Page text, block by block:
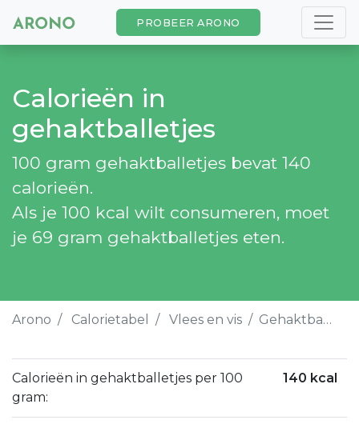
PROBEER ARONO
Calorieën in
gehaktballetjes
100 gram gehaktballetjes bevat 140
calorieën.
Als je 100 kcal wilt consumeren, moet
je 69 gram gehaktballetjes eten.
Arono Calorietabel Vlees en vis Gehaktballetjes
Calorieën in gehaktballetjes per 100
gram:
140 kcal